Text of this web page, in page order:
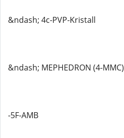
&ndash; 4c-PVP-Kristall
&ndash; MEPHEDRON (4-MMC)
-5F-AMB